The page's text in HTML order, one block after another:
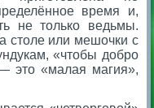
время и,
не только ведьмы.
столе или мешочки с
«чтобы добро
это «малая магия»,